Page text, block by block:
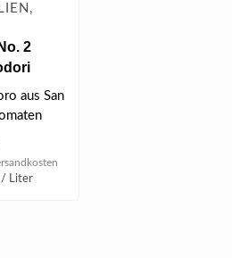
2
aus San
/ Liter